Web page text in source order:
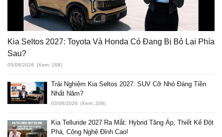
Kia Seltos 2027: Toyota Và Honda Có Đang Bị Bỏ Lại Phía
Sau?
05/08/2026 (Xem: 168)
Trải Nghiệm Kia Seltos 2027: SUV Cỡ Nhỏ Đáng Tiền
Nhất Năm?
03/08/2026 (Xem: 208)
Kia Telluride 2027 Ra Mắt: Hybrid Tăng Áp, Thiết Kế Đột
Phá, Công Nghệ Đỉnh Cao!